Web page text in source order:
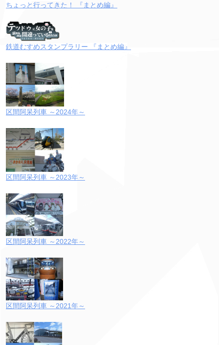
ちょっと行ってきた！ 『まとめ編』
鉄道むすめスタンプラリー 『まとめ編』
区間阿呆列車 ～2024年～
区間阿呆列車 ～2023年～
区間阿呆列車 ～2022年～
区間阿呆列車 ～2021年～